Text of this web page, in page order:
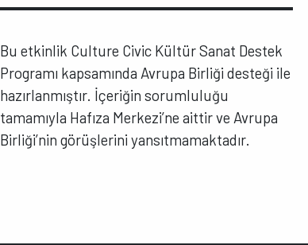
Bu etkinlik Culture Civic Kültür Sanat Destek
Programı kapsamında Avrupa Birliği desteği ile
hazırlanmıştır. İçeriğin sorumluluğu
tamamıyla Hafıza Merkezi’ne aittir ve Avrupa
Birliği’nin görüşlerini yansıtmamaktadır.